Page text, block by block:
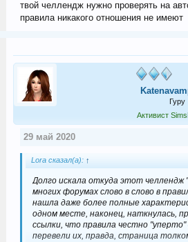
твой челлендж нужно проверять на
правила никакого отношения не имеют
Гуру
Активист
29 май 2020
Lora сказал(а): ↑
Долго искала откуда этот
многих форумах слово в слово в
нашла даже более полные
одном месте, наконец, наткнулась,
ссылки, что правила честно
перевели их, правда, страница